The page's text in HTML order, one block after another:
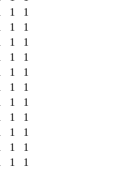
1
1
1
1
1
1
1
1
1
1
1
1
1
1
1
1
1
1
1
1
1
1